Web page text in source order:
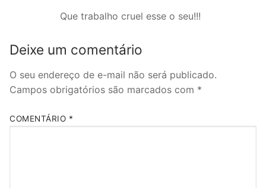
Que trabalho cruel esse o seu!!!
Deixe um comentário
O seu endereço de e-mail não será publicado.
Campos obrigatórios são marcados com *
COMENTÁRIO *